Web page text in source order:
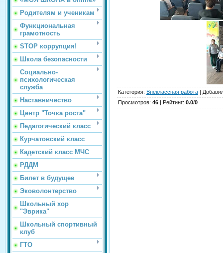
Родителям и ученикам
Функциональная
грамотность
STOP коррупция!
Школа безопасности
Социально-
психологическая
служба
Наставничество
Центр "Точка роста"
Педагогический класс
Курчатовский класс
Кадетский класс МЧС
РДДМ
Билет в будущее
Эковолонтерство
Школьный хор
"Эврика"
Школьный спортивный
клуб
ГТО
Категория: Внеклассная работа |
Просмотров: 46 | Рейтинг: 0.0/0